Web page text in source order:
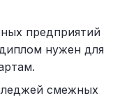
предприятий
нужен для
смежных